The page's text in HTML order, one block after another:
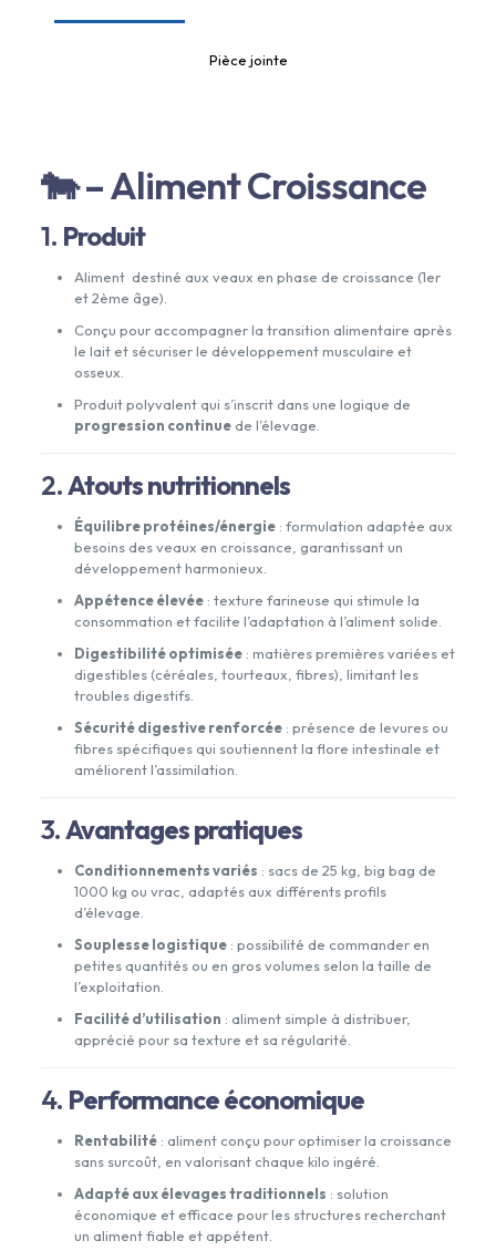
Pièce jointe
🐄 – Aliment Croissance
1. Produit
Aliment destiné aux veaux en phase de croissance (1er
et 2ème âge).
Conçu pour accompagner la transition alimentaire après
le lait et sécuriser le développement musculaire et
osseux.
Produit polyvalent qui s’inscrit dans une logique de
progression continuede l’élevage.
2.Atouts nutritionnels
Équilibre protéines/énergie: formulation adaptée aux
besoins des veaux en croissance, garantissant un
développement harmonieux.
Appétence élevée: texture farineuse qui stimule la
consommation et facilite l’adaptation à l’aliment solide.
Digestibilité optimisée: matières premières variées et
digestibles (céréales, tourteaux, fibres), limitant les
troubles digestifs.
Sécurité digestive renforcée: présence de levures ou
fibres spécifiques qui soutiennent la flore intestinale et
améliorent l’assimilation.
3.Avantages pratiques
Conditionnements variés : sacs de 25 kg, big bag de
1000 kg ou vrac, adaptés aux différents profils
d’élevage.
Souplesse logistique: possibilité de commander en
petites quantités ou en gros volumes selon la taille de
l’exploitation.
Facilité d’utilisation : aliment simple à distribuer,
apprécié pour sa texture et sa régularité.
4. Performance économique
Rentabilité: aliment conçu pour optimiser la croissance
sans surcoût, en valorisant chaque kilo ingéré.
Adapté aux élevages traditionnels : solution
économique et efficace pour les structures recherchant
un aliment fiable et appétent.